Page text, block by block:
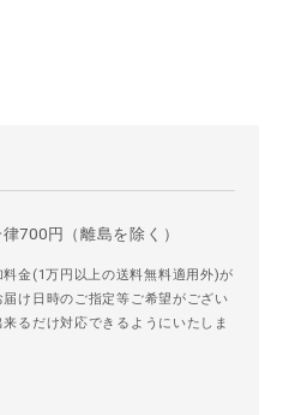
700円（離島を除く）
金(1万円以上の送料無料適用外)が
け日時のご指定等ご希望がござい
るだけ対応できるようにいたしま